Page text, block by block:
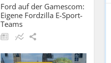
Ford auf der Gamescom:
Eigene Fordzilla E-Sport-
Teams